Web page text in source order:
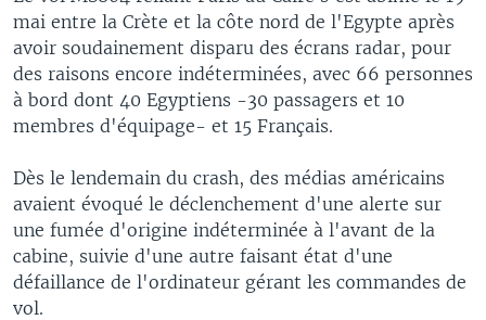
mai entre la Crète et la côte nord de l'Egypte après
avoir soudainement disparu des écrans radar, pour
des raisons encore indéterminées, avec 66 personnes
à bord dont 40 Egyptiens -30 passagers et 10
membres d'équipage- et 15 Français.
Dès le lendemain du crash, des médias américains
avaient évoqué le déclenchement d'une alerte sur
une fumée d'origine indéterminée à l'avant de la
cabine, suivie d'une autre faisant état d'une
défaillance de l'ordinateur gérant les commandes de
vol.